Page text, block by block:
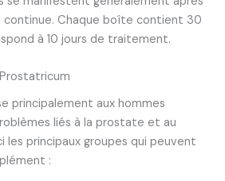
continue. Chaque boîte contient 30
à 10 jours de traitement.
principalement aux hommes
liés à la prostate et au
les principaux groupes qui peuvent
: